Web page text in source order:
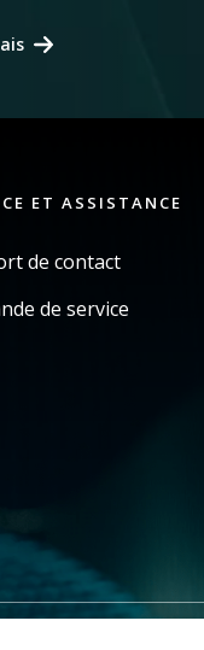
ET ASSISTANCE
de contact
de service